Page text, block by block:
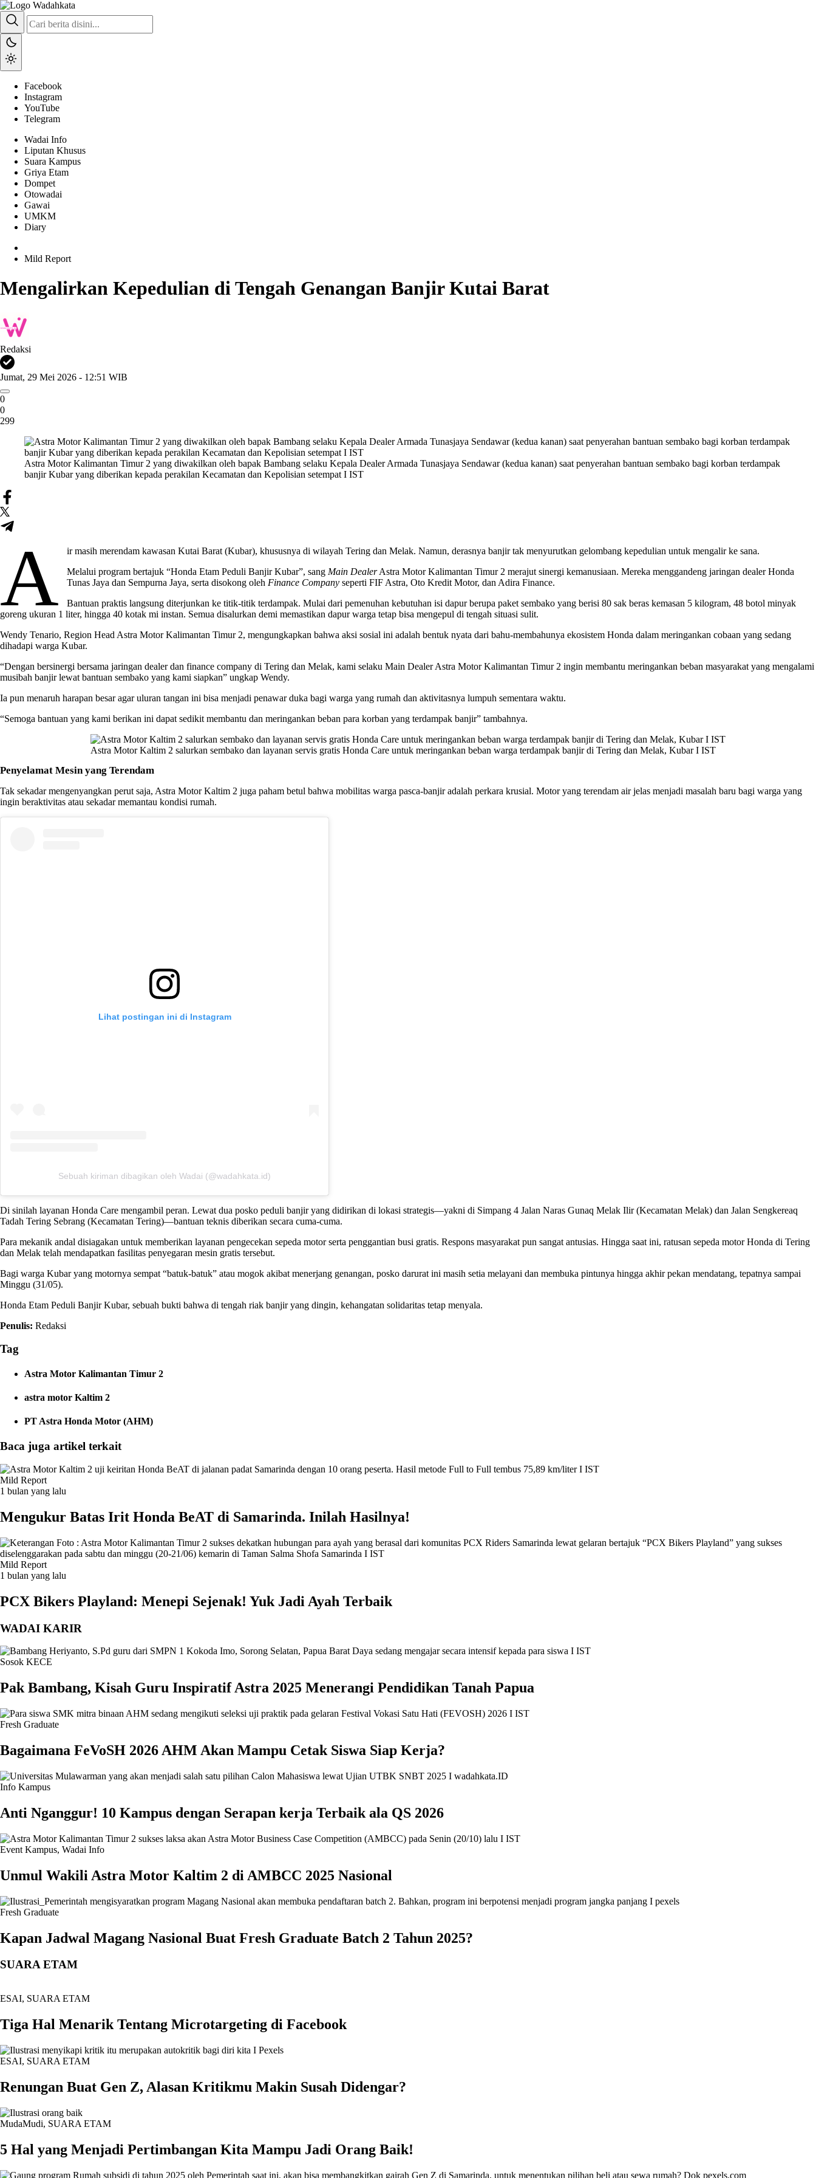
Wadai
Gaya Etam Bersuara
Facebook
Instagram
YouTube
Telegram
Wadai Info
Liputan Khusus
Suara Kampus
Griya Etam
Dompet
Otowadai
Gawai
UMKM
Diary
Mild Report
Mengalirkan Kepedulian di Tengah Genangan Banjir Kutai Barat
Redaksi
Jumat, 29 Mei 2026 - 12:51 WIB
0
0
299
Astra Motor Kalimantan Timur 2 yang diwakilkan oleh bapak Bambang selaku Kepala Dealer Armada Tunasjaya Sendawar (kedua kanan) saat penyerahan bantuan sembako bagi korban terdampak
banjir Kubar yang diberikan kepada perakilan Kecamatan dan Kepolisian setempat I IST
A
ir masih merendam kawasan Kutai Barat (Kubar), khususnya di wilayah Tering dan Melak. Namun, derasnya banjir tak menyurutkan gelombang kepedulian untuk mengalir ke sana.
Melalui program bertajuk “Honda Etam Peduli BanjirKubar”, sang Main DealerAstra Motor Kalimantan Timur 2 merajut sinergi kemanusiaan. Mereka menggandeng jaringan dealer Honda
Tunas Jaya dan Sempurna Jaya, serta disokong oleh Finance Company seperti FIF Astra, Oto Kredit Motor, dan Adira Finance.
Bantuan praktis langsung diterjunkan ke titik-titik terdampak. Mulai dari pemenuhan kebutuhan isi dapur berupa paket sembako yang berisi 80 sak beras kemasan 5 kilogram, 48 botol minyak
goreng ukuran 1 liter, hingga 40 kotak mi instan. Semua disalurkan demi memastikan dapur warga tetap bisa mengepul di tengah situasi sulit.
Wendy Tenario, Region Head Astra Motor Kalimantan Timur 2, mengungkapkan bahwa aksi sosial ini adalah bentuk nyata dari bahu-membahunya ekosistem Honda dalam meringankan cobaan yang sedang
dihadapi warga Kubar.
“Dengan bersinergi bersama jaringan dealer dan finance company di Tering dan Melak, kami selaku Main Dealer Astra Motor Kalimantan Timur 2 ingin membantu meringankan beban masyarakat yang mengalami
musibah banjir lewat bantuan sembako yang kami siapkan” ungkap Wendy.
Ia pun menaruh harapan besar agar uluran tangan ini bisa menjadi penawar duka bagi warga yang rumah dan aktivitasnya lumpuh sementara waktu.
“Semoga bantuan yang kami berikan ini dapat sedikit membantu dan meringankan beban para korban yang terdampak banjir” tambahnya.
Astra Motor Kaltim 2 salurkan sembako dan layanan servis gratis Honda Care untuk meringankan beban warga terdampak banjir di Tering dan Melak, Kubar I IST
Penyelamat Mesin yang Terendam
Tak sekadar mengenyangkan perut saja, Astra Motor Kaltim 2 juga paham betul bahwa mobilitas warga pasca-banjir adalah perkara krusial. Motor yang terendam air jelas menjadi masalah baru bagi warga yang
ingin beraktivitas atau sekadar memantau kondisi rumah.
Lihat postingan ini di Instagram
Sebuah kiriman dibagikan oleh Wadai (@wadahkata.id)
Di sinilah layanan Honda Care mengambil peran. Lewat dua posko peduli banjir yang didirikan di lokasi strategis—yakni di Simpang 4 Jalan Naras Gunaq Melak Ilir (Kecamatan Melak) dan Jalan Sengkereaq
Tadah Tering Sebrang (Kecamatan Tering)—bantuan teknis diberikan secara cuma-cuma.
Para mekanik andal disiagakan untuk memberikan layanan pengecekan sepeda motorserta penggantian busi gratis. Respons masyarakat pun sangat antusias. Hingga saat ini, ratusan sepeda motor Honda di Tering
dan Melak telah mendapatkan fasilitas penyegaran mesin gratis tersebut.
Bagi warga Kubar yang motornya sempat “batuk-batuk” atau mogok akibat menerjang genangan, posko darurat ini masih setia melayani dan membuka pintunya hingga akhir pekan mendatang, tepatnya sampai
Minggu (31/05).
Honda Etam Peduli Banjir Kubar, sebuah bukti bahwa di tengah riak banjir yang dingin, kehangatan solidaritas tetap menyala.
Penulis: Redaksi
Tag
Astra Motor Kalimantan Timur 2
astra motor Kaltim 2
PT Astra Honda Motor (AHM)
Baca juga artikel terkait
Mild Report
1 bulan yang lalu
Mengukur Batas Irit Honda BeAT di Samarinda. Inilah Hasilnya!
Mild Report
1 bulan yang lalu
PCX Bikers Playland: Menepi Sejenak! Yuk Jadi Ayah Terbaik
WADAI KARIR
Sosok KECE
Pak Bambang, Kisah Guru Inspiratif Astra 2025 Menerangi Pendidikan Tanah Papua
Fresh Graduate
Bagaimana FeVoSH 2026 AHM Akan Mampu Cetak Siswa Siap Kerja?
Info Kampus
Anti Nganggur! 10 Kampus dengan Serapan kerja Terbaik ala QS 2026
Event Kampus, Wadai Info
Unmul Wakili Astra Motor Kaltim 2 di AMBCC 2025 Nasional
Fresh Graduate
Kapan Jadwal Magang Nasional Buat Fresh Graduate Batch 2 Tahun 2025?
SUARA ETAM
ESAI, SUARA ETAM
Tiga Hal Menarik Tentang Microtargeting di Facebook
ESAI, SUARA ETAM
Renungan Buat Gen Z, Alasan Kritikmu Makin Susah Didengar?
MudaMudi, SUARA ETAM
5 Hal yang Menjadi Pertimbangan Kita Mampu Jadi Orang Baik!